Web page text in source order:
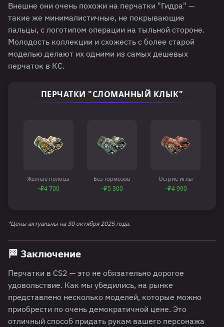
Внешне они очень похожи на перчатки "Гидра" —
такие же минималистичные, не покрывающие
пальцы, с логотипом операции на тыльной стороне.
Молодость коллекции и схожесть с более старой
моделью делают их одними из самых дешевых
перчаток в КС.
ПЕРЧАТКИ "СЛОМАННЫЙ КЛЫК"
Жёлтые полосы
~₽4 700
Без тормозов
~₽5 300
Остриё иглы
~₽4 990
*Цены актуальны на 30 октября 2025 года.
🏁 Заключение
Перчатки в CS2 — это не обязательно дорогое
удовольствие. Как мы убедились, на рынке
представлено несколько моделей, которые можно
приобрести по очень демократичной цене. Это
отличный способ придать рукам вашего персонажа